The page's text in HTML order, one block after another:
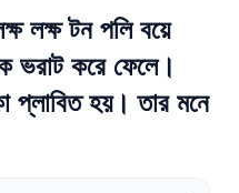
লক্ষ টন পলি বয়ে
ভরাট করে ফেলে।
প্লাবিত হয়। তার মনে